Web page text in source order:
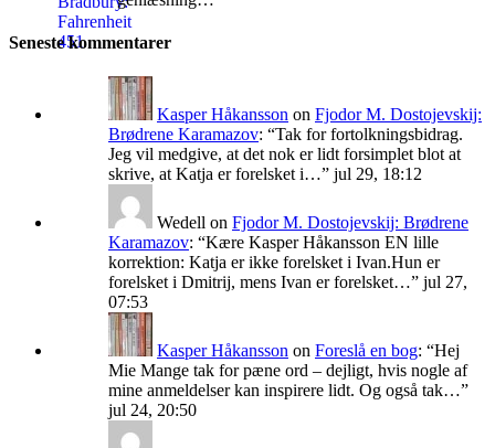
Seneste kommentarer
Kasper Håkansson on Fjodor M. Dostojevskij:
Brødrene Karamazov: “Tak for fortolkningsbidrag.
Jeg vil medgive, at det nok er lidt forsimplet blot at
skrive, at Katja er forelsket i…” jul 29, 18:12
Wedell on Fjodor M. Dostojevskij: Brødrene
Karamazov: “Kære Kasper Håkansson EN lille
korrektion: Katja er ikke forelsket i Ivan.Hun er
forelsket i Dmitrij, mens Ivan er forelsket…” jul 27,
07:53
Kasper Håkansson on Foreslå en bog: “Hej
Mie Mange tak for pæne ord – dejligt, hvis nogle af
mine anmeldelser kan inspirere lidt. Og også tak…”
jul 24, 20:50